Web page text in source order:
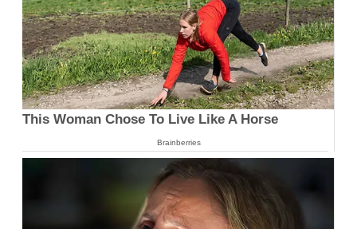
This Woman Chose To Live Like A Horse
Brainberries